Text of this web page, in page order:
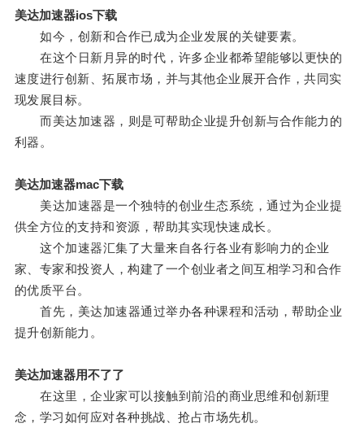
美达加速器ios下载
如今，创新和合作已成为企业发展的关键要素。
在这个日新月异的时代，许多企业都希望能够以更快的
速度进行创新、拓展市场，并与其他企业展开合作，共同实
现发展目标。
而美达加速器，则是可帮助企业提升创新与合作能力的
利器。
美达加速器mac下载
美达加速器是一个独特的创业生态系统，通过为企业提
供全方位的支持和资源，帮助其实现快速成长。
这个加速器汇集了大量来自各行各业有影响力的企业
家、专家和投资人，构建了一个创业者之间互相学习和合作
的优质平台。
首先，美达加速器通过举办各种课程和活动，帮助企业
提升创新能力。
美达加速器用不了了
在这里，企业家可以接触到前沿的商业思维和创新理
念，学习如何应对各种挑战、抢占市场先机。